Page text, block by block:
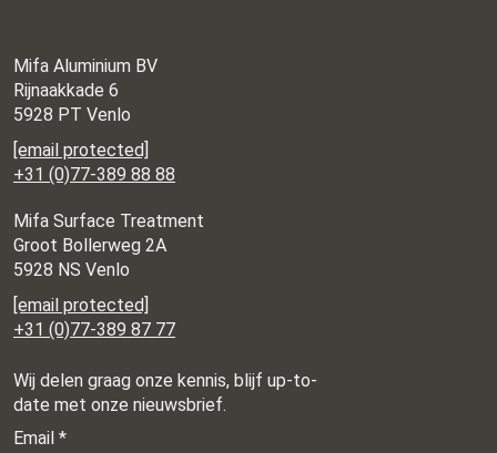
Mifa Aluminium BV
Rijnaakkade 6
5928 PT Venlo
[email protected]
+31 (0)77-389 88 88
Mifa Surface Treatment
Groot Bollerweg 2A
5928 NS Venlo
[email protected]
+31 (0)77-389 87 77